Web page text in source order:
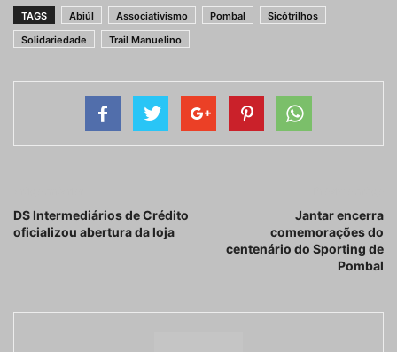
TAGS Abiúl Associativismo Pombal
Sicótrilhos
Solidariedade
Trail Manuelino
DS Intermediários de Crédito
oficializou abertura da loja
Jantar encerra
comemorações do
centenário do Sporting de
Pombal